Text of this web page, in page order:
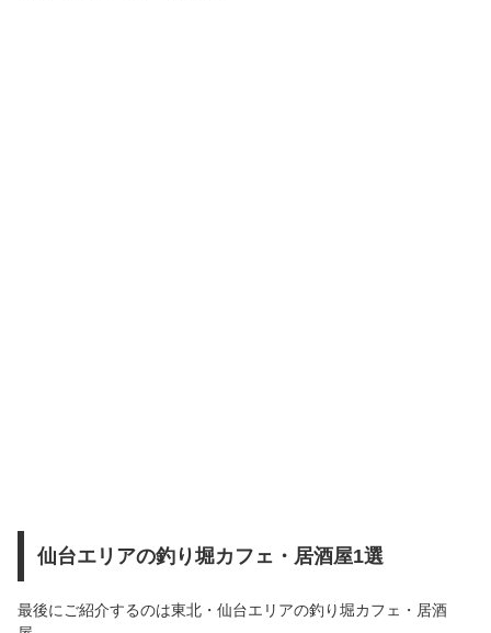
仙台エリアの釣り堀カフェ・居酒屋1選
最後にご紹介するのは東北・仙台エリアの釣り堀カフェ・居酒